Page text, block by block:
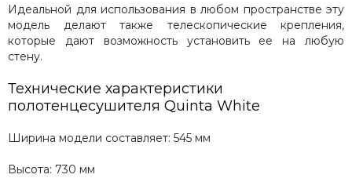
Zehnder
Zigzag
Prioform
Сунержа
Secado
ArtofSpace
Keerol
Идеальной для использования в любом пространстве эту
модель делают также телескопические крепления,
которые дают возможность установить ее на любую
стену.
Технические характеристики
полотенцесушителя Quinta White
Ширина модели составляет: 545 мм
Высота: 730 мм